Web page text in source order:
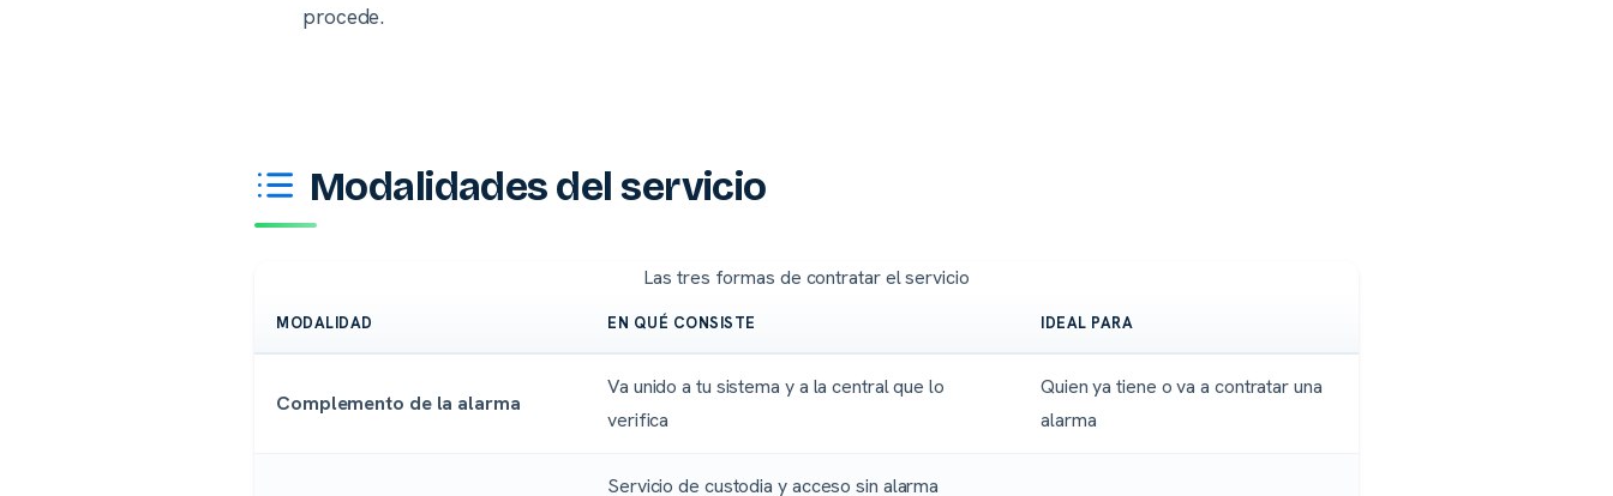
procede.
Modalidades del servicio
Las tres formas de contratar el servicio
MODALIDAD EN QUÉ CONSISTE IDEAL PARA
Complemento de la alarma
Va unido a tu sistema y a la central que lo
verifica
Quien ya tiene o va a contratar una
alarma
Servicio de custodia y acceso sin alarma